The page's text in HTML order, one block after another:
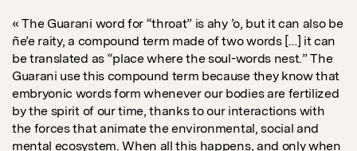
« The Guarani word for “throat” is ahy ’o, but it can also be
ñe’e raity, a compound term made of two words […] it can
be translated as “place where the soul-words nest.” The
Guarani use this compound term because they know that
embryonic words form whenever our bodies are fertilized
by the spirit of our time, thanks to our interactions with
the forces that animate the environmental, social and
mental ecosystem. When all this happens, and only when